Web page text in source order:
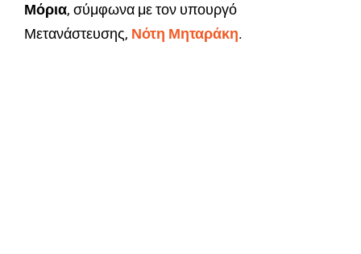
Μόρια, σύμφωνα με τον υπουργό
Μετανάστευσης, Νότη Μηταράκη.